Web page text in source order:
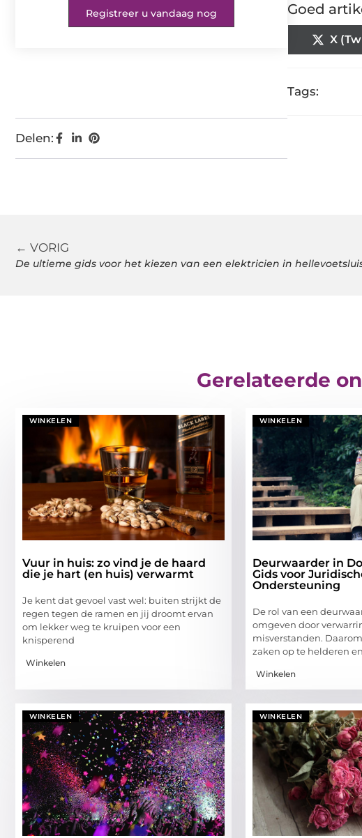
Registreer u vandaag nog
Delen:
Goed
X
Tags:
← VORIG
De ultieme gids voor het kiezen van een elektricien in
Gerelateerde
WINKELEN
Vuur in huis: zo vind je de haard
die je hart (en huis) verwarmt
Je kent dat gevoel vast wel: buiten strijkt de
regen tegen de ramen en jij droomt ervan
om lekker weg te kruipen voor een
knisperend
Winkelen
WINKELEN
Deurwaarder in
Gids voor
Ondersteuning
De rol van een
omgeven door
misverstanden.
zaken op te helderen
Winkelen
WINKELEN WINKELEN